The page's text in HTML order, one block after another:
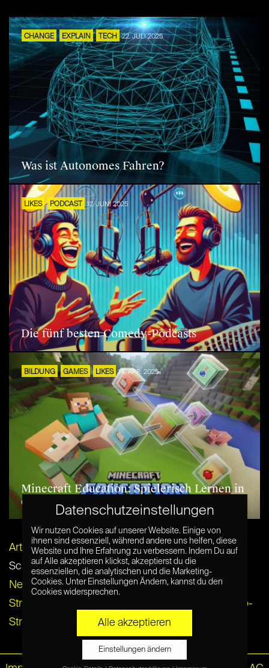
CHANGE EXPLAIN TECH 22. JULI 2025
Was ist Autonomes Fahren?
LIKES PODCAST 12. JUNI 2025
Die fünf besten Comedy-Podcasts
BILDUNG GAMES LIKES 14. APR. 2025
Minecraft Education: Spielerisch Lernen in
der digitalen Welt
Artikel per E-Mail verschicken
Schlagwörter:Amazon Prime,DVD,Maxdome
Netflix,Online-Portal,Sky,Streamingdienst,
Streamingportal
Video-
Streaming
Videoportal
Datenschutzeinstellungen
Wir nutzen Cookies auf unserer Website. Einige von
ihnen sind essenziell, während andere uns helfen, diese
Website und Ihre Erfahrung zu verbessern. Indem Du auf
auf Alle akzeptieren klickst, akzeptierst du die
essenziellen, die analytischen und die Marketing-
Cookies. Unter Einstellungen Ändern, kannst du den
Cookies widersprechen.
Alle akzeptieren
Einstellungen ändern